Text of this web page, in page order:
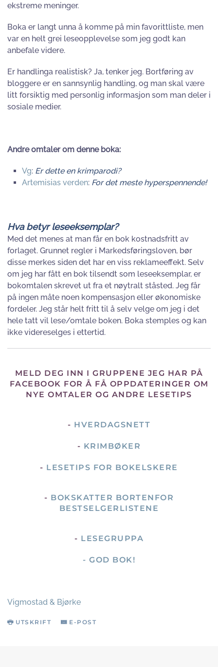
ekstreme meninger.
Boka er langt unna å komme på min favorittliste, men
var en helt grei leseopplevelse som jeg godt kan
anbefale videre.
Er handlinga realistisk? Ja, tenker jeg. Bortføring av
bloggere er en sannsynlig handling, og man skal være
litt forsiktig med personlig informasjon som man deler i
sosiale medier.
Andre omtaler om denne boka:
Vg: Er dette en krimparodi?
Artemisias verden: For det meste hyperspennende!
Hva betyr leseeksemplar?
Med det menes at man får en bok kostnadsfritt av
forlaget. Grunnet regler i Markedsføringsloven, bør
disse merkes siden det har en viss reklameeffekt. Selv
om jeg har fått en bok tilsendt som leseeksemplar, er
bokomtalen skrevet ut fra et nøytralt ståsted. Jeg får
på ingen måte noen kompensasjon eller økonomiske
fordeler. Jeg står helt fritt til å selv velge om jeg i det
hele tatt vil lese/omtale boken. Boka stemples og kan
ikke videreselges i ettertid.
MELD DEG INN I GRUPPENE JEG HAR PÅ
FACEBOOK FOR Å FÅ OPPDATERINGER OM
NYE OMTALER OG ANDRE LESETIPS
- HVERDAGSNETT
- KRIMBØKER
- LESETIPS FOR BOKELSKERE
- BOKSKATTER BORTENFOR
BESTSELGERLISTENE
- LESEGRUPPA
- GOD BOK!
Vigmostad & Bjørke
UTSKRIFT E-POST